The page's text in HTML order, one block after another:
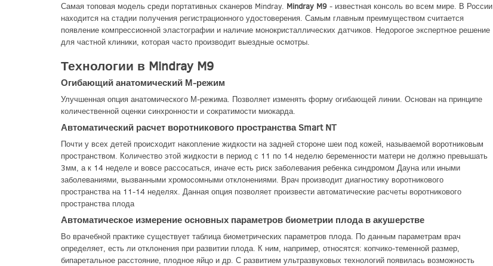
Самая топовая модель среди портативных сканеров Mindray. Mindray M9 - известная консоль во всем мире. В России
находится на стадии получения регистрационного удостоверения. Самым главным преимуществом считается
появление компрессионной эластографии и наличие монокристаллических датчиков. Недорогое экспертное решение
для частной клиники, которая часто производит выездные осмотры.
Технологии в Mindray M9
Огибающий анатомический М-режим
Улучшенная опция анатомического М-режима. Позволяет изменять форму огибающей линии. Основан на принципе
количественной оценки синхронности и сократимости миокарда.
Автоматический расчет воротникового пространства Smart NT
Почти у всех детей происходит накопление жидкости на задней стороне шеи под кожей, называемой воротниковым
пространством. Количество этой жидкости в период с 11 по 14 неделю беременности матери не должно превышать
3мм, а к 14 неделе и вовсе рассосаться, иначе есть риск заболевания ребенка синдромом Дауна или иными
заболеваниями, вызванными хромосомными отклонениями. Врач производит диагностику воротникового
пространства на 11-14 неделях. Данная опция позволяет произвести автоматические расчеты воротникового
пространства плода
Автоматическое измерение основных параметров биометрии плода в акушерстве
Во врачебной практике существует таблица биометрических параметров плода. По данным параметрам врач
определяет, есть ли отклонения при развитии плода. К ним, например, относятся: копчико-теменной размер,
бипаретальное расстояние, плодное яйцо и др. С развитием ультразвуковых технологий появилась возможность